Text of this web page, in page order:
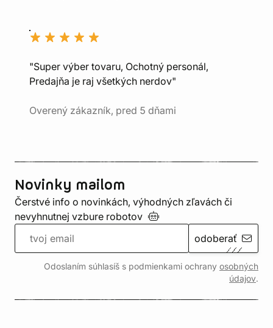
"Super výber tovaru, Ochotný personál,
Predajňa je raj všetkých nerdov"
Overený zákazník, pred 5 dňami
Novinky mailom
Čerstvé info o novinkách, výhodných zľavách či
nevyhnutnej vzbure robotov
odoberať
Odoslaním súhlasíš s podmienkami ochrany osobných
údajov.